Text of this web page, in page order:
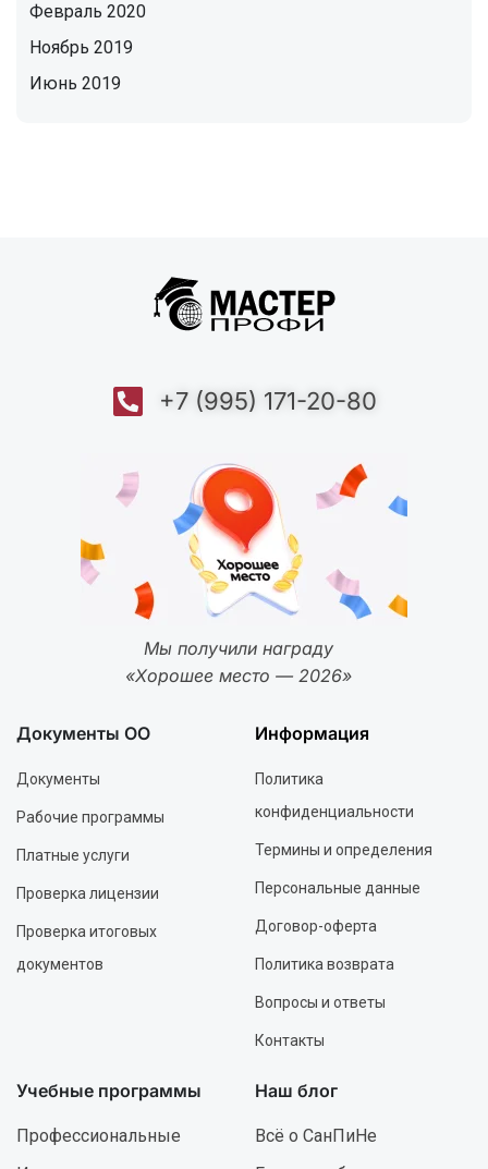
Февраль 2020
Ноябрь 2019
Июнь 2019
+7 (995) 171-20-80
Мы получили награду
«Хорошее место — 2026»
Документы ОО
Документы
Рабочие программы
Платные услуги
Проверка лицензии
Проверка итоговых
документов
Информация
Политика
конфиденциальности
Термины и определения
Персональные данные
Договор-оферта
Политика возврата
Вопросы и ответы
Контакты
Учебные программы
Профессиональные
Наш блог
Всё о СанПиНе